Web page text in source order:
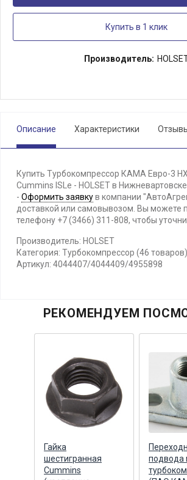
Купить в 1 клик
Производитель:
Описание Характеристики
Купить Турбокомпрессор КАМА Евро-3
Cummins ISLe - HOLSET в
- Оформить заявкув компании
доставкой или самовывозом. Вы можете
телефону +7 (3466) 311-808, чтобы
Производитель: HOLSET
Категория: Турбокомпрессор (46 товаров)
Артикул: 4044407/4044409/4955898
РЕКОМЕНДУЕМ
Гайка
шестигранная
Cummins
подвода